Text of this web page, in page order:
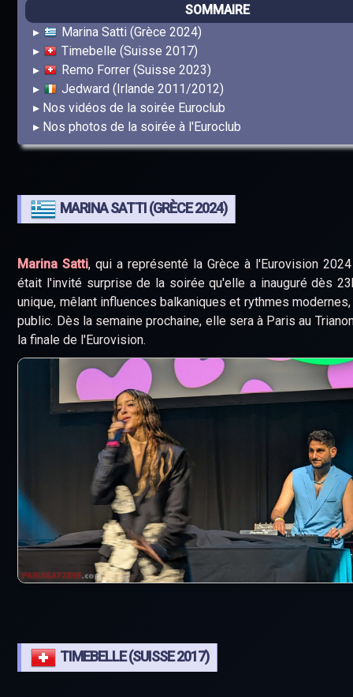
SOMMAIRE
Marina Satti (Grèce 2024)
Timebelle (Suisse 2017)
Remo Forrer (Suisse 2023)
Jedward (Irlande 2011/2012)
Nos vidéos de la soirée Euroclub
Nos photos de la soirée à l'Euroclub
MARINA SATTI (GRÈCE 2024)
Marina Satti, qui a représenté la Grèce à l'Eurovision
était l'invité surprise de la soirée qu'elle a inauguré dès
unique, mêlant influences balkaniques et rythmes
public. Dès la semaine prochaine, elle sera à Paris au
la finale de l'Eurovision.
TIMEBELLE (SUISSE 2017)